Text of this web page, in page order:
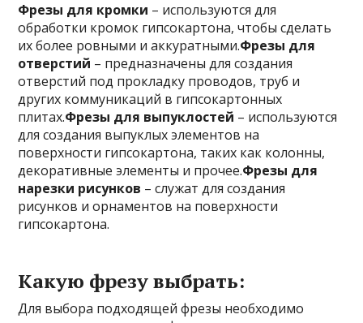
Фрезы для кромки – используются для
обработки кромок гипсокартона, чтобы сделать
их более ровными и аккуратными.Фрезы для
отверстий – предназначены для создания
отверстий под прокладку проводов, труб и
других коммуникаций в гипсокартонных
плитах.Фрезы для выпуклостей – используются
для создания выпуклых элементов на
поверхности гипсокартона, таких как колонны,
декоративные элементы и прочее.Фрезы для
нарезки рисунков – служат для создания
рисунков и орнаментов на поверхности
гипсокартона.
Какую фрезу выбрать:
Для выбора подходящей фрезы необходимо